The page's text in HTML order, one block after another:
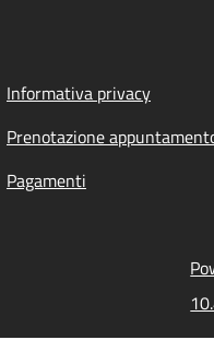
Informativa privacy
Prenotazione
Pagamenti